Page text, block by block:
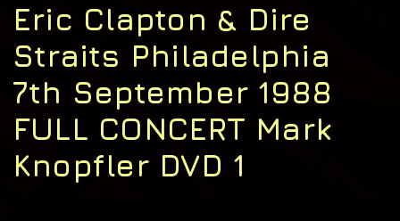
Eric Clapton & Dire
Straits Philadelphia
7th September 1988
FULL CONCERT Mark
Knopfler DVD 1